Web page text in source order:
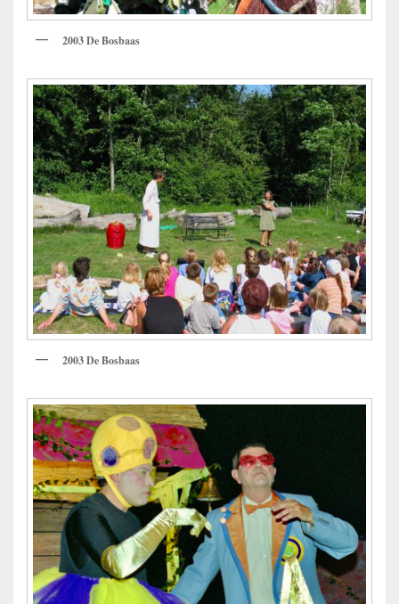
2003 De Bosbaas
2003 De Bosbaas